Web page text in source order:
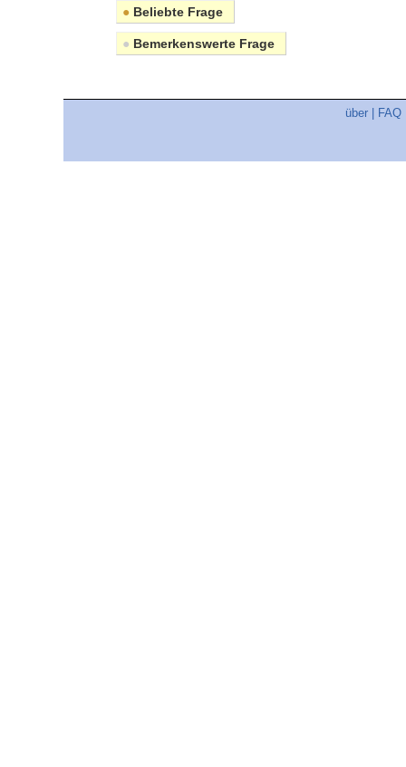
● Beliebte Frage
● Bemerkenswerte Frage
über FAQ